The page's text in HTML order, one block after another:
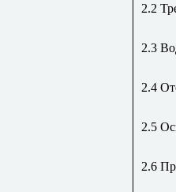
2.2
2.3
2.4
2.5
2.6